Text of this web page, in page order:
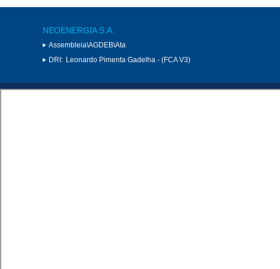
NEOENERGIA S.A.
Assembleia\AGDEB\Ata
DRI: Leonardo Pimenta Gadelha - (FCA V3)